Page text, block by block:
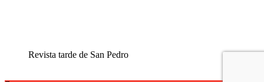
Revista tarde de San Pedro